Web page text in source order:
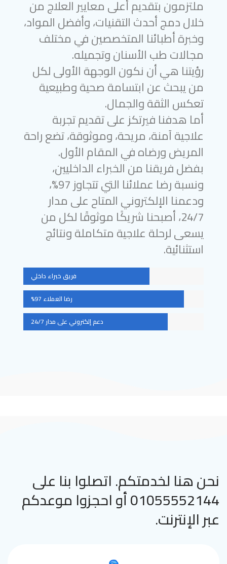
ملتزمون بتقديم أعلى معايير العلاج من
خلال دمج أحدث التقنيات، وأفضل المواد،
وخبرة أطبائنا المتخصصين في مختلف
مجالات طب الأسنان وتجميله.
رؤيتنا هي أن نكون الوجهة الأولى لكل
من يبحث عن ابتسامة صحية وطبيعية
تعكس الثقة والجمال.
أما هدفنا فيرتكز على تقديم تجربة
علاجية آمنة، مريحة، وموثوقة، تضع راحة
المريض ورضاه في المقام الأول.
بفضل فريقنا من الخبراء الداخليين،
ونسبة رضا عملائنا التي تتجاوز 97%،
ودعمنا الإلكتروني المتاح على مدار
24/7، أصبحنا شريكًا موثوقًا لكل من
يسعى لرحلة علاجية متكاملة ونتائج
استثنائية.
فريق خبراء داخلي
رضا العملاء 97%
دعم إلكتروني على مدار 24/7
نحن هنا لخدمتكم. اتصلوا بنا على
01055552144 أو احجزوا موعدكم
عبر الإنترنت.